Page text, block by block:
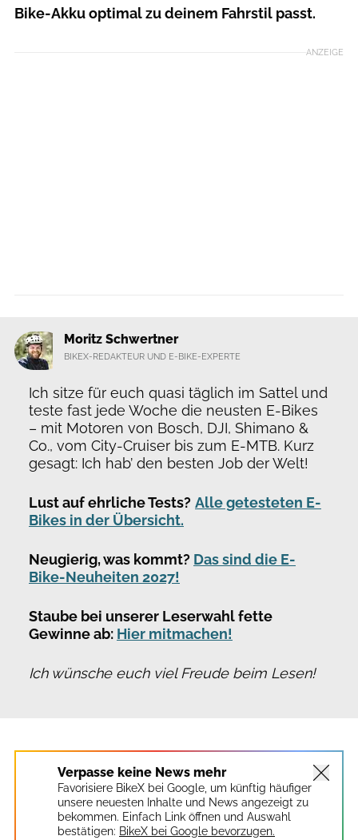
Bike-Akku optimal zu deinem Fahrstil passt.
ANZEIGE
Moritz Schwertner
BIKEX-REDAKTEUR UND E-BIKE-EXPERTE
Ich sitze für euch quasi täglich im Sattel und
teste fast jede Woche die neusten E-Bikes
– mit Motoren von Bosch, DJI, Shimano &
Co., vom City-Cruiser bis zum E-MTB. Kurz
gesagt: Ich hab’ den besten Job der Welt!
Lust auf ehrliche Tests? Alle getesteten E-
Bikes in der Übersicht.
Neugierig, was kommt? Das sind die E-
Bike-Neuheiten 2027!
Staube bei unserer Leserwahl fette
Gewinne ab: Hier mitmachen!
Ich wünsche euch viel Freude beim Lesen!
Verpasse keine News mehr
Favorisiere BikeX bei Google, um künftig häufiger
unsere neuesten Inhalte und News angezeigt zu
bekommen. Einfach Link öffnen und Auswahl
bestätigen: BikeX bei Google bevorzugen.